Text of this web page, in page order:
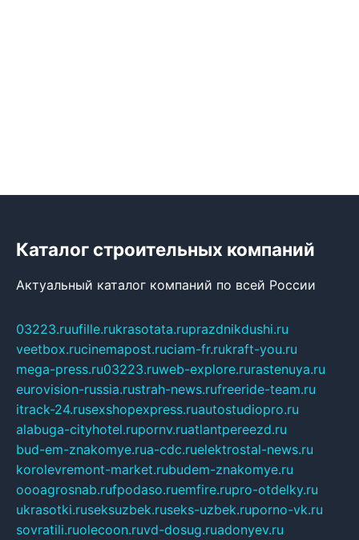
Каталог строительных компаний
Актуальный каталог компаний по всей России
03223.ruufille.rukrasotata.ruprazdnikdushi.ru
veetbox.rucinemapost.ruciam-fr.rukraft-you.ru
mega-press.ru03223.ruweb-explore.rurastenuya.ru
eurovision-russia.rustrah-news.rufreeride-team.ru
itrack-24.rusexshopexpress.ruautostudiopro.ru
alabuga-cityhotel.rupornv.ruatlantpereezd.ru
bud-em-znakomye.rua-cdc.ruelektrostal-news.ru
korolevremont-market.rubudem-znakomye.ru
oooagrosnab.rufpodaso.ruemfire.rupro-otdelky.ru
ukrasotki.ruseksuzbek.ruseks-uzbek.ruporno-vk.ru
sovratili.ruolecoon.ruvd-dosug.ruadonyev.ru